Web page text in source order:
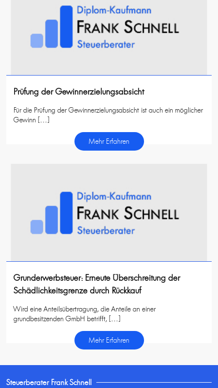
Prüfung der Gewinnerzielungsabsicht
Für die Prüfung der Gewinnerzielungsabsicht ist auch ein möglicher
Gewinn […]
Mehr Erfahren
Grunderwerbsteuer: Erneute Überschreitung der
Schädlichkeitsgrenze durch Rückkauf
Wird eine Anteilsübertragung, die Anteile an einer
grundbesitzenden GmbH betrifft, […]
Mehr Erfahren
Steuerberater Frank Schnell